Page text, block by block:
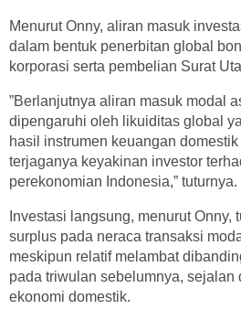
Menurut Onny, aliran masuk
dalam bentuk penerbitan global
korporasi serta pembelian Surat
”Berlanjutnya aliran masuk modal
dipengaruhi oleh likuiditas global
hasil instrumen keuangan
terjaganya keyakinan investor
perekonomian Indonesia,” tuturnya.
Investasi langsung, menurut Onny,
surplus pada neraca transaksi
meskipun relatif melambat
pada triwulan sebelumnya, sejalan
ekonomi domestik.